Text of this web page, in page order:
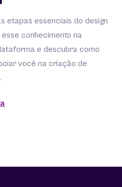
etapas essenciais do design
conhecimento na
e descubra como
você na criação de